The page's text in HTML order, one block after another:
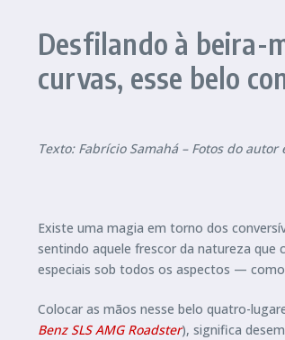
Desfilando à beira-
curvas, esse belo
Texto: Fabrício Samahá – Fotos do autor
Existe uma magia em torno dos
sentindo aquele frescor da natureza que
especiais sob todos os aspectos — como
Colocar as mãos nesse belo quatro-
Benz SLS AMG Roadster), significa